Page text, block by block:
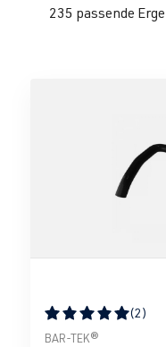
235 passende
Durchschnittliche
(2)
BAR-TEK®